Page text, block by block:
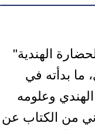
الهندية"
ما بدأته في
وعلومه
من الكتاب عن